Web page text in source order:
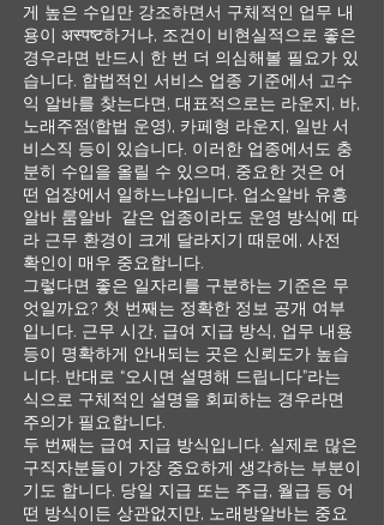
게 높은 수입만 강조하면서 구체적인 업무 내
용이 अस्पष्ट하거나, 조건이 비현실적으로 좋은
경우라면 반드시 한 번 더 의심해볼 필요가 있
습니다. 합법적인 서비스 업종 기준에서 고수
익 알바를 찾는다면, 대표적으로는 라운지, 바,
노래주점(합법 운영), 카페형 라운지, 일반 서
비스직 등이 있습니다. 이러한 업종에서도 충
분히 수입을 올릴 수 있으며, 중요한 것은 어
떤 업장에서 일하느냐입니다. 업소알바 유흥
알바 룸알바 같은 업종이라도 운영 방식에 따
라 근무 환경이 크게 달라지기 때문에, 사전
확인이 매우 중요합니다.
그렇다면 좋은 일자리를 구분하는 기준은 무
엇일까요? 첫 번째는 정확한 정보 공개 여부
입니다. 근무 시간, 급여 지급 방식, 업무 내용
등이 명확하게 안내되는 곳은 신뢰도가 높습
니다. 반대로 “오시면 설명해 드립니다”라는
식으로 구체적인 설명을 회피하는 경우라면
주의가 필요합니다.
두 번째는 급여 지급 방식입니다. 실제로 많은
구직자분들이 가장 중요하게 생각하는 부분이
기도 합니다. 당일 지급 또는 주급, 월급 등 어
떤 방식이든 상관없지만, 노래방알바는 중요